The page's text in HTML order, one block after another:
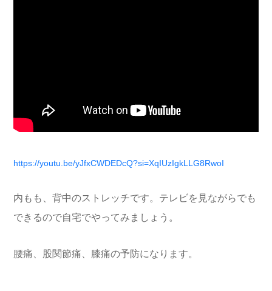
https://youtu.be/yJfxCWDEDcQ?si=XqIUzIgkLLG8RwoI
内もも、背中のストレッチです。テレビを見ながらでも
できるので自宅でやってみましょう。
腰痛、股関節痛、膝痛の予防になります。